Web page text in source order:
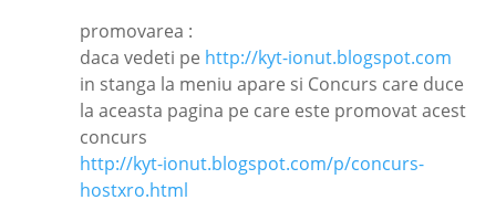
promovarea :
daca vedeti pe http://kyt-ionut.blogspot.com
in stanga la meniu apare si Concurs care duce
la aceasta pagina pe care este promovat acest
concurs
http://kyt-ionut.blogspot.com/p/concurs-
hostxro.html